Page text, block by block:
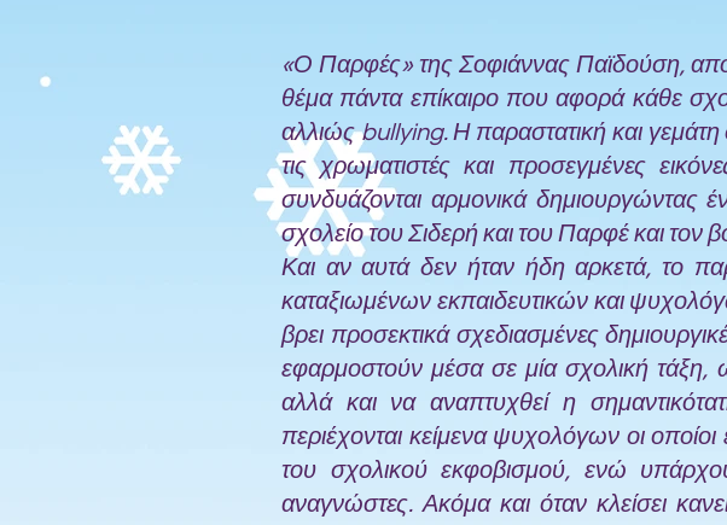
«Ο Παρφές» της Σοφιάννας Παϊδούση,
θέμα πάντα επίκαιρο που αφορά κάθε
αλλιώς bullying. Η παραστατική και
τις χρωματιστές και προσεγμένες
συνδυάζονται αρμονικά δημιουργώντας
σχολείο του Σιδερή και του Παρφέ και τον
Και αν αυτά δεν ήταν ήδη αρκετά, το
καταξιωμένων εκπαιδευτικών και
βρει προσεκτικά σχεδιασμένες
εφαρμοστούν μέσα σε μία σχολική τάξη,
αλλά και να αναπτυχθεί η
περιέχονται κείμενα ψυχολόγων οι
του σχολικού εκφοβισμού, ενώ
αναγνώστες. Ακόμα και όταν κλείσει